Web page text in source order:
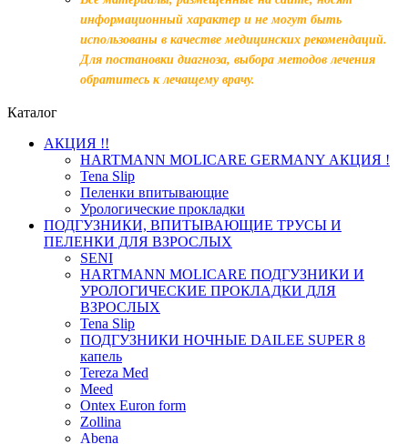
информационный характер и не могут быть
использованы в качестве медицинских рекомендаций.
Для постановки диагноза, выбора методов лечения
обратитесь к лечащему врачу.
Каталог
АКЦИЯ !!
HARTMANN MOLICARE GERMANY АКЦИЯ !
Tena Slip
Пеленки впитывающие
Урологические прокладки
ПОДГУЗНИКИ, ВПИТЫВАЮЩИЕ ТРУСЫ И
ПЕЛЕНКИ ДЛЯ ВЗРОСЛЫХ
SENI
HARTMANN MOLICARE ПОДГУЗНИКИ И
УРОЛОГИЧЕСКИЕ ПРОКЛАДКИ ДЛЯ
ВЗРОСЛЫХ
Tena Slip
ПОДГУЗНИКИ НОЧНЫЕ DAILEE SUPER 8
капель
Tereza Med
Meed
Ontex Euron form
Zollina
Abena